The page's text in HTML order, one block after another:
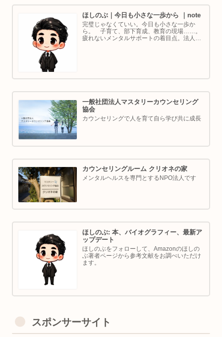
ほしのぶ｜今日も小さな一歩から ｜note
完璧じゃなくていい。今日も小さな一歩か
ら。 子育て、部下育成、教育の現場……。
疲れないメンタルサポートの着目点。法人代
一般社団法人マスタリーカウンセリング
協会
カウンセリングで人を育て自ら学び共に成長
カウンセリングルーム クリオネの家
メンタルヘルスを専門とするNPO法人です
ほしのぶ: 本、バイオグラフィー、最新ア
ップデート
ほしのぶをフォローして、Amazonのほしの
ぶ著者ページから参考文献をお調べいただけ
ます。
スポンサーサイト